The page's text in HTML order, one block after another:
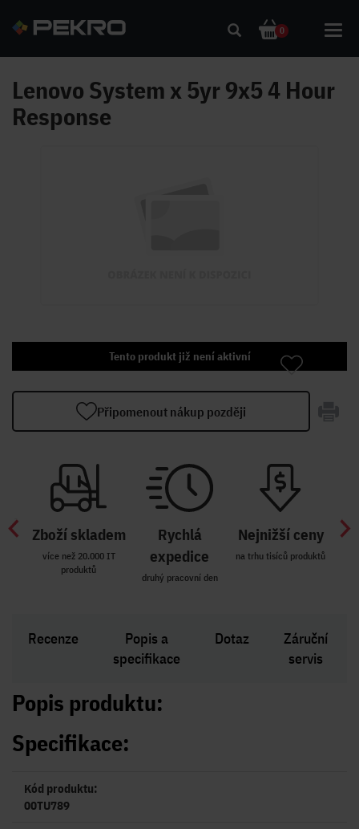
0
Lenovo System x 5yr 9x5 4 Hour
Response
Tento produkt již není aktivní
Připomenout nákup později
Zboží skladem
více než 20.000 IT
produktů
Rychlá
expedice
druhý pracovní den
Nejnižší ceny
na trhu tisíců produktů
Recenze
Popis a
specifikace
Dotaz
Záruční
servis
Popis produktu:
Specifikace:
Kód produktu:
00TU789